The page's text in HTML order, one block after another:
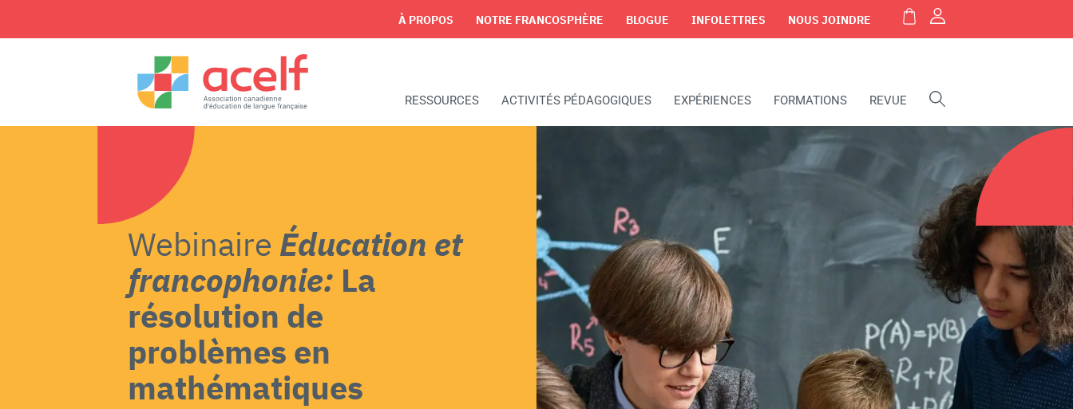
À PROPOS NOTRE FRANCOSPHÈRE BLOGUE INFOLETTRES NOUS JOINDRE
RESSOURCES ACTIVITÉS PÉDAGOGIQUES EXPÉRIENCES FORMATIONS REVUE
Webinaire Éducation et
francophonie: La
résolution de
problèmes en
mathématiques